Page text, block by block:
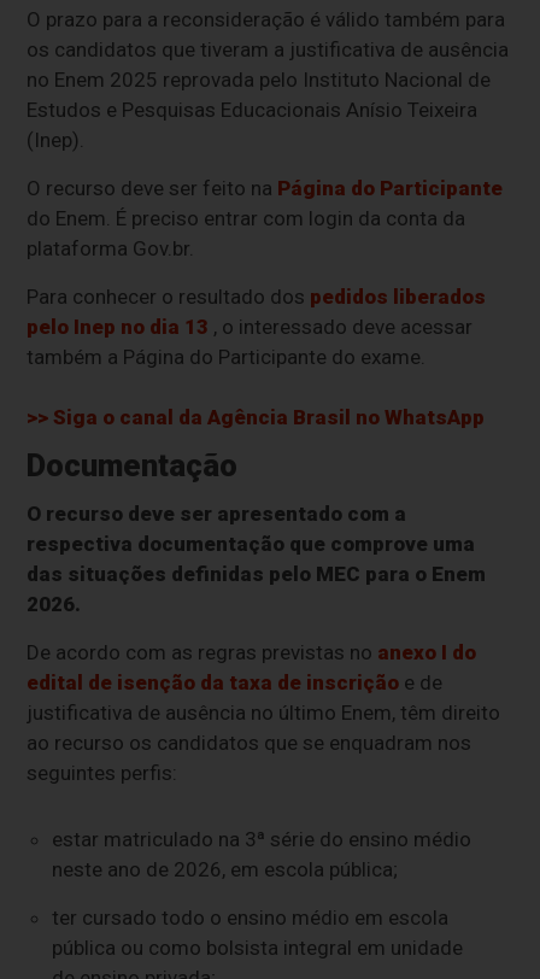
O prazo para a reconsideração é válido também para
os candidatos que tiveram a justificativa de ausência
no Enem 2025 reprovada pelo Instituto Nacional de
Estudos e Pesquisas Educacionais Anísio Teixeira
(Inep).
O recurso deve ser feito na Página do Participante
do Enem. É preciso entrar com login da conta da
plataforma Gov.br.
Para conhecer o resultado dos pedidos liberados
pelo Inep no dia 13 , o interessado deve acessar
também a Página do Participante do exame.
>> Siga o canal daAgência Brasil no WhatsApp
Documentação
O recurso deve ser apresentado com a
respectiva documentação que comprove uma
das situações definidas pelo MEC para o Enem
2026.
De acordo com as regras previstas no anexo I do
edital de isenção da taxa de inscrição e de
justificativa de ausência no último Enem, têm direito
ao recurso os candidatos que se enquadram nos
seguintes perfis:
estar matriculado na 3ª série do ensino médio
neste ano de 2026, em escola pública;
ter cursado todo o ensino médio em escola
pública ou como bolsista integral em unidade